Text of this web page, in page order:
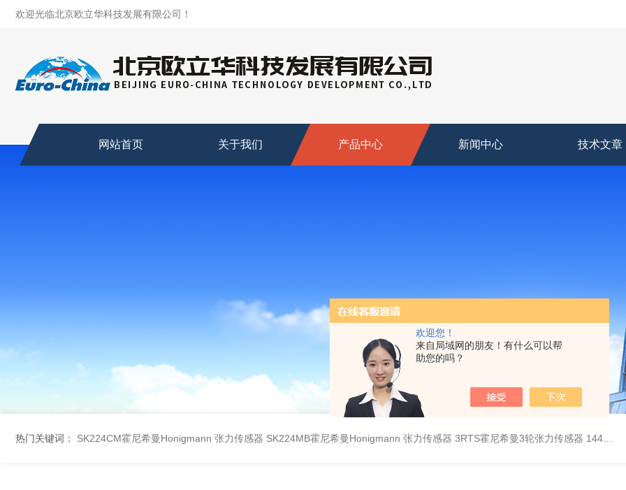
欢迎您！
来自局域网的朋友！有什么可以帮
助您的吗？
欢迎光临北京欧立华科技发展有限公司！
网站首页 关于我们 产品中心 新闻中心 技术文章
热门关键词： SK224CM霍尼希曼Honigmann 张力传感器 SK224MB霍尼希曼Honigmann 张力传感器 3RTS霍尼希曼3轮张力传感器 144霍尼希曼张力传感器